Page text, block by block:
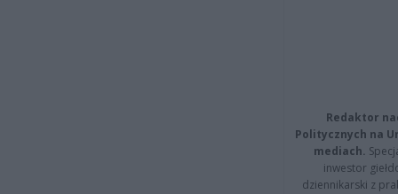
Redaktor
Politycznych na
mediach.
inwestor
dziennikarski z